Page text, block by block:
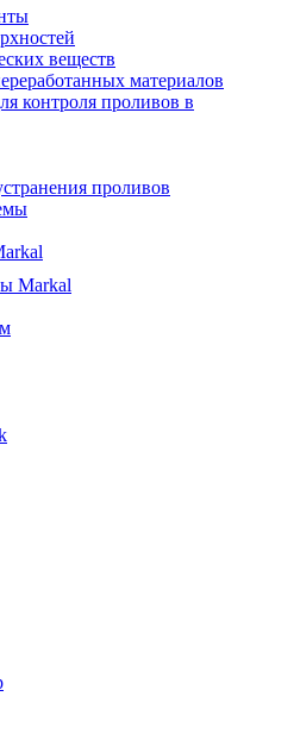
веществ
материалов
контроля проливов в
проливов
Markal